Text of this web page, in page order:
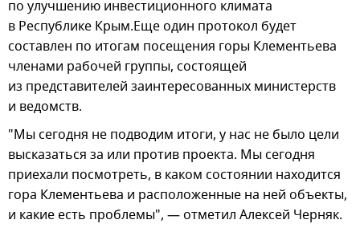
по улучшению инвестиционного климата
в Республике Крым.Еще один протокол будет
составлен по итогам посещения горы Клементьева
членами рабочей группы, состоящей
из представителей заинтересованных министерств
и ведомств.
"Мы сегодня не подводим итоги, у нас не было цели
высказаться за или против проекта. Мы сегодня
приехали посмотреть, в каком состоянии находится
гора Клементьева и расположенные на ней объекты,
и какие есть проблемы", — отметил Алексей Черняк.